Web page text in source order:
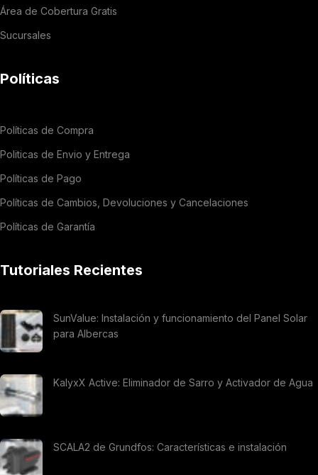
Área de Cobertura Gratis
Sucursales
Políticas
Políticas de Compra
Politicas de Envio y Entrega
Políticas de Pago
Políticas de Cambios, Devoluciones y Cancelaciones
Políticas de Garantía
Tutoriales Recientes
SunValue: Instalación y funcionamiento del Panel Solar
para Albercas
KalyxX Active: Eliminador de Sarro y Activador de Agua
SCALA2 de Grundfos: Características e instalación